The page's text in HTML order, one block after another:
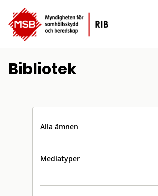
Bibliotek
Alla ämnen
Mediatyper